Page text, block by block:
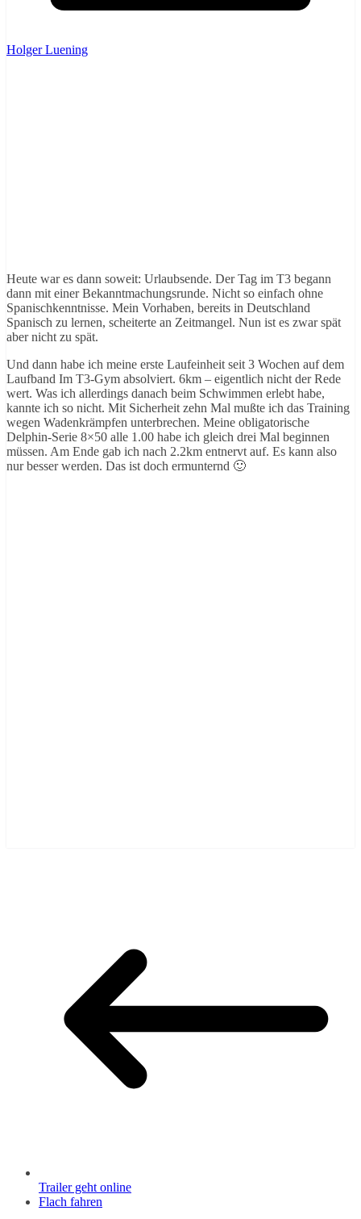
Holger Luening
Heute war es dann soweit: Urlaubsende. Der Tag im T3 begann
dann mit einer Bekanntmachungsrunde. Nicht so einfach ohne
Spanischkenntnisse. Mein Vorhaben, bereits in Deutschland
Spanisch zu lernen, scheiterte an Zeitmangel. Nun ist es zwar spät
aber nicht zu spät.
Und dann habe ich meine erste Laufeinheit seit 3 Wochen auf dem
Laufband Im T3-Gym absolviert. 6km – eigentlich nicht der Rede
wert. Was ich allerdings danach beim Schwimmen erlebt habe,
kannte ich so nicht. Mit Sicherheit zehn Mal mußte ich das Training
wegen Wadenkrämpfen unterbrechen. Meine obligatorische
Delphin-Serie 8×50 alle 1.00 habe ich gleich drei Mal beginnen
müssen. Am Ende gab ich nach 2.2km entnervt auf. Es kann also
nur besser werden. Das ist doch ermunternd 🙂
Trailer geht online
Flach fahren